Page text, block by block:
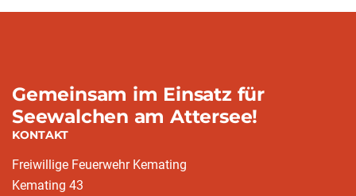
Gemeinsam im Einsatz für
Seewalchen am Attersee!
KONTAKT
Freiwillige Feuerwehr Kemating
Kemating 43